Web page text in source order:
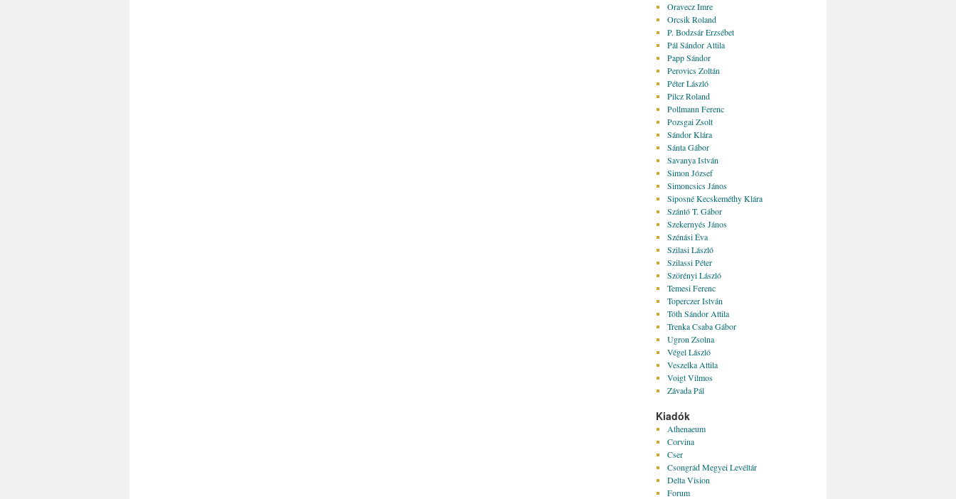
Oravecz Imre
Orcsik Roland
P. Bodzsár Erzsébet
Pál Sándor Attila
Papp Sándor
Perovics Zoltán
Péter László
Pilcz Roland
Pollmann Ferenc
Pozsgai Zsolt
Sándor Klára
Sánta Gábor
Savanya István
Simon József
Simoncsics János
Siposné Kecskeméthy Klára
Szántó T. Gábor
Szekernyés János
Szénási Éva
Szilasi László
Szilassi Péter
Szörényi László
Temesi Ferenc
Toperczer István
Tóth Sándor Attila
Trenka Csaba Gábor
Ugron Zsolna
Végel László
Veszelka Attila
Voigt Vilmos
Závada Pál
Kiadók
Athenaeum
Corvina
Cser
Csongrád Megyei Levéltár
Delta Vision
Forum